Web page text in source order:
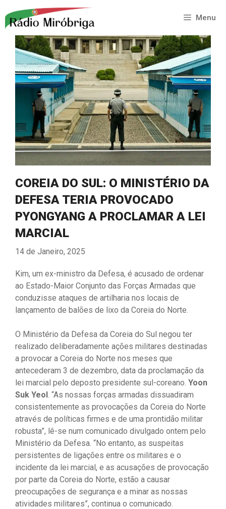
para
conteúdo
Menu
COREIA DO SUL: O MINISTÉRIO DA
DEFESA TERIA PROVOCADO
PYONGYANG A PROCLAMAR A LEI
MARCIAL
14 de Janeiro, 2025
Kim, um ex-ministro da Defesa, é acusado de ordenar
ao Estado-Maior Conjunto das Forças Armadas que
conduzisse ataques de artilharia nos locais de
lançamento de balões de lixo da Coreia do Norte.
O Ministério da Defesa da Coreia do Sul negou ter
realizado deliberadamente ações militares destinadas
a provocar a Coreia do Norte nos meses que
antecederam 3 de dezembro, data da proclamação da
lei marcial pelo deposto presidente sul-coreano. Yoon
Suk Yeol . “As nossas forças armadas dissuadiram
consistentemente as provocações da Coreia do Norte
através de políticas firmes e de uma prontidão militar
robusta”, lê-se num comunicado divulgado ontem pelo
Ministério da Defesa. “No entanto, as suspeitas
persistentes de ligações entre os militares e o
incidente da lei marcial, e as acusações de provocação
por parte da Coreia do Norte, estão a causar
preocupações de segurança e a minar as nossas
atividades militares”, continua o comunicado.